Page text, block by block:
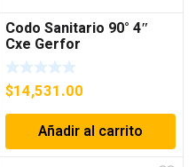
Codo Sanitario 90° 4″
Cxe Gerfor
$14,531.00
Añadir al carrito